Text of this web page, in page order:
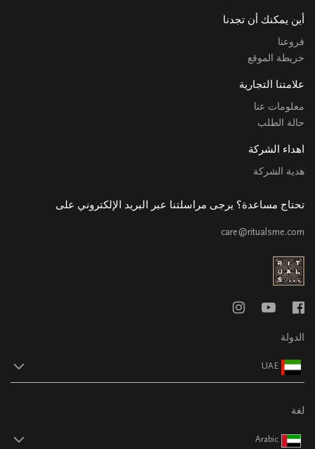
أين يمكنك أن تجدنا
فروعنا
خريطة الموقع
علامتنا التجارية
معلومات عنا
حالة الطلب
اهداء الشركة
هدية الشركة
تحتاج مساعدة؟ يرجى مراسلتنا عبر البريد الإلكتروني على
care@ritualsme.com
الدولة
UAE
لغة
Arabic